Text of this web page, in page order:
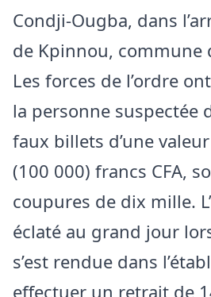
Condji-Ougba, dans
de Kpinnou, commune
Les forces de l’ordre
la personne suspectée
faux billets d’une
(100 000) francs CFA,
coupures de dix mille.
éclaté au grand jour
s’est rendue dans
effectuer un retrait de